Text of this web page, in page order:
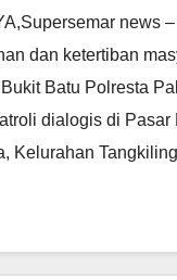
news
dan ketertiban
Batu Polresta
dialogis di Pasar
Kelurahan